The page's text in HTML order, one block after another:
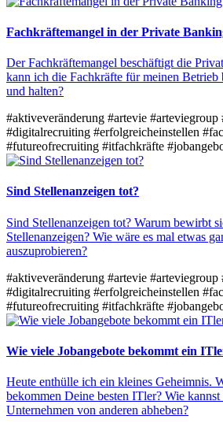
Fachkräftemangel in der Private
Der Fachkräftemangel beschäftigt die
kann ich die Fachkräfte für meinen Betrieb
und halten?
#aktiveveränderung #artevie #arteviegroup
#digitalrecruiting #erfolgreicheinstellen
#futureofrecruiting #itfachkräfte
Sind Stellenanzeigen tot?
Sind Stellenanzeigen tot? Warum bewirbt
Stellenanzeigen? Wie wäre es mal etwas
auszuprobieren?
#aktiveveränderung #artevie #arteviegroup
#digitalrecruiting #erfolgreicheinstellen
#futureofrecruiting #itfachkräfte
Wie viele Jobangebote bekommt ein
Heute enthülle ich ein kleines Geheimnis.
bekommen Deine besten ITler? Wie
Unternehmen von anderen abheben?